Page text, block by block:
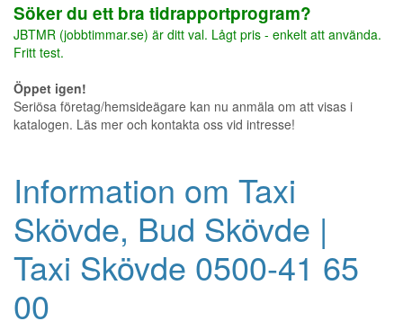
Söker du ett bra tidrapportprogram?
JBTMR (jobbtimmar.se) är ditt val. Lågt pris - enkelt att använda.
Fritt test.
Öppet igen!
Seriösa företag/hemsideägare kan nu anmäla om att visas i
katalogen. Läs mer och kontakta oss vid intresse!
Information om Taxi
Skövde, Bud Skövde |
Taxi Skövde 0500-41 65
00